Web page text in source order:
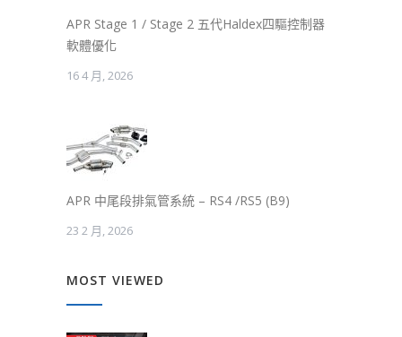
APR Stage 1 / Stage 2 五代Haldex四驅控制器
軟體優化
16 4 月, 2026
APR 中尾段排氣管系統 – RS4 /RS5 (B9)
23 2 月, 2026
MOST VIEWED